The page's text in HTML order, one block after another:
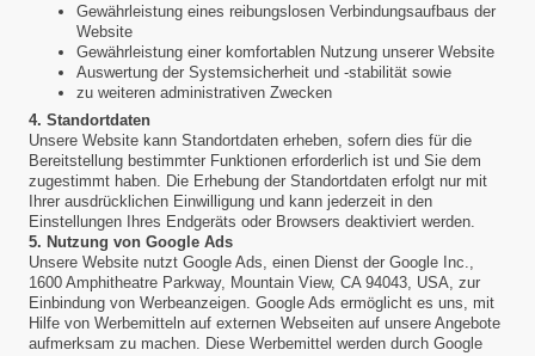
Gewährleistung eines reibungslosen Verbindungsaufbaus der
Website
Gewährleistung einer komfortablen Nutzung unserer Website
Auswertung der Systemsicherheit und -stabilität sowie
zu weiteren administrativen Zwecken
4. Standortdaten
Unsere Website kann Standortdaten erheben, sofern dies für die
Bereitstellung bestimmter Funktionen erforderlich ist und Sie dem
zugestimmt haben. Die Erhebung der Standortdaten erfolgt nur mit
Ihrer ausdrücklichen Einwilligung und kann jederzeit in den
Einstellungen Ihres Endgeräts oder Browsers deaktiviert werden.
5. Nutzung von Google Ads
Unsere Website nutzt Google Ads, einen Dienst der Google Inc.,
1600 Amphitheatre Parkway, Mountain View, CA 94043, USA, zur
Einbindung von Werbeanzeigen. Google Ads ermöglicht es uns, mit
Hilfe von Werbemitteln auf externen Webseiten auf unsere Angebote
aufmerksam zu machen. Diese Werbemittel werden durch Google